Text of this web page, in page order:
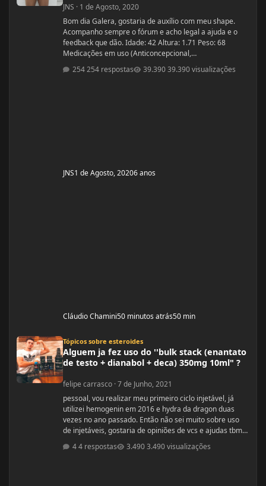
JNS · 1 de Agosto, 2020
Bom dia Galera, gostaria de auxílio com meu shape.
Acompanho sempre o fórum e acho legal a ajuda e o
feedback que dão. Idade: 42 Altura: 1.71 Peso: 68
Medicações em uso (Anticoncepcional,
antidepressivo,anti hipertensivo, etc...): nenhuma
Problemas de Saúde e história de cirurgias: nenhuma
254 respostas 39.390 visualizações
JNS1 de Agosto, 20206 anos
Cláudio Chamini50 minutos atrás50 min
Tópicos sobre esteroides
Alguem ja fez uso do ''bulk stack (enantato
de testo + dianabol + deca) 350mg 10ml" ?
felipe carrasco ·7 de Junho, 2021
pessoal, vou realizar meu primeiro ciclo injetável, já
utilizei hemogenin em 2016 e hydra da dragon duas
vezes no ano passado. Então não sei muito sobre uso
de injetáveis, gostaria de opiniões de vcs e ajudas tbm
stack que é formado por ENANTATO DE
4 respostas 3.490 visualizações